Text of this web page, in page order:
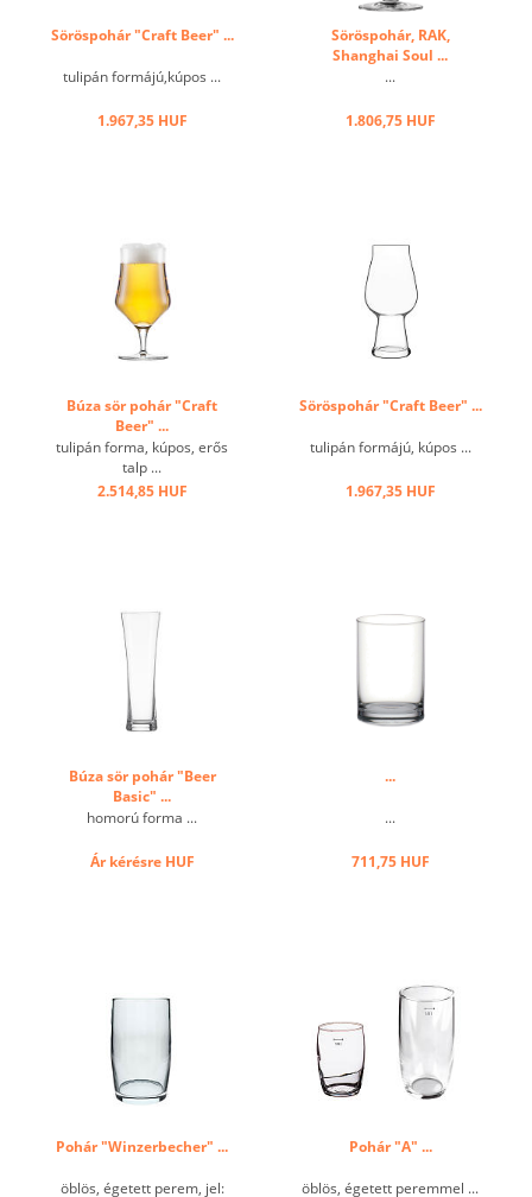
Söröspohár "Craft Beer" ...
tulipán formájú,kúpos ...
1.967,35 HUF
Söröspohár, RAK,
Shanghai Soul ...
...
1.806,75 HUF
Búza sör pohár "Craft
Beer" ...
tulipán forma, kúpos, erős
talp ...
2.514,85 HUF
Söröspohár "Craft Beer" ...
tulipán formájú, kúpos ...
1.967,35 HUF
Búza sör pohár "Beer
Basic" ...
homorú forma ...
Ár kérésreHUF
...
...
711,75 HUF
Pohár "Winzerbecher" ...
öblös, égetett perem, jel:
Pohár "A" ...
öblös, égetett peremmel ...